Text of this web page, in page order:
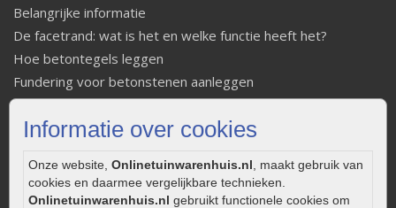
Informatie over cookies
Onze website, Onlinetuinwarenhuis.nl , maakt gebruik van
cookies en daarmee vergelijkbare technieken.
Onlinetuinwarenhuis.nl gebruikt functionele cookies om
Belangrijke informatie
De facetrand: wat is het en welke functie heeft het?
Hoe betontegels leggen
Fundering voor betonstenen aanleggen
Welke tuinstijl past bij mij
Strakke tuin inrichten
Onderhoud van gebakken bestrating
Aanlegtips voor gebakken bestrating